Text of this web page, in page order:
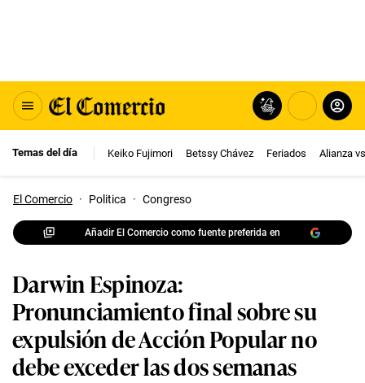
Temas del día Keiko Fujimori Betssy Chávez Feriados Alianza
El Comercio · Politica · Congreso
Añadir El Comercio como fuente preferida en
Darwin Espinoza:
Pronunciamiento final sobre su
expulsión de Acción Popular no
debe exceder las dos semanas